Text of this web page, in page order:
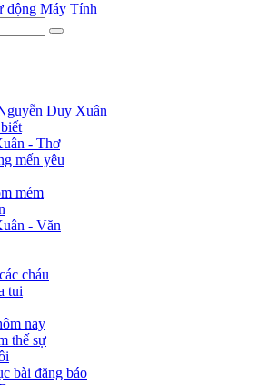
động Máy Tính
Duy Xuân
- Thơ
mến yêu
mém
- Văn
cháu
tui
nay
thế sự
bài đăng báo